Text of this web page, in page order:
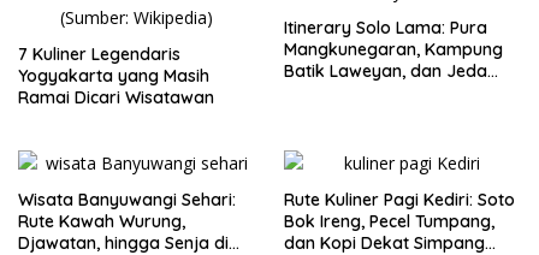
7 Kuliner Legendaris
Yogyakarta yang Masih
Ramai Dicari Wisatawan
Itinerary Solo Lama: Pura
Mangkunegaran, Kampung
Batik Laweyan, dan Jeda
Wisata Banyuwangi Sehari:
Rute Kawah Wurung,
Djawatan, hingga Senja di
Rute Kuliner Pagi Kediri: Soto
Bok Ireng, Pecel Tumpang,
dan Kopi Dekat Simpang